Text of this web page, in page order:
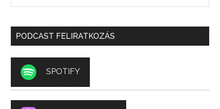
PODCAST FELIRATKOZÁS
SPOTIFY